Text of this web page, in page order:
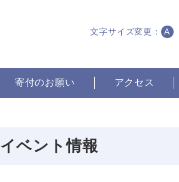
文字サイズ変更： A
寄付のお願い アクセス
イベント情報